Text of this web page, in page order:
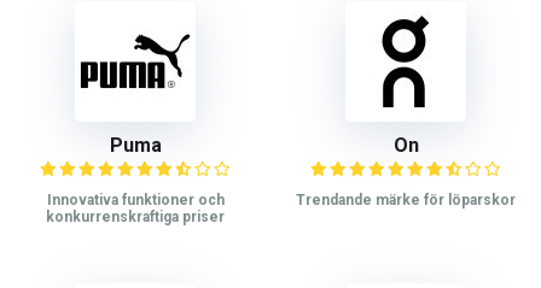
Puma
Innovativa funktioner och
konkurrenskraftiga priser
On
Trendande märke för löparskor